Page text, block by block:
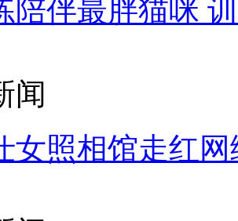
陪伴最胖猫咪
闻
女照相馆走红网